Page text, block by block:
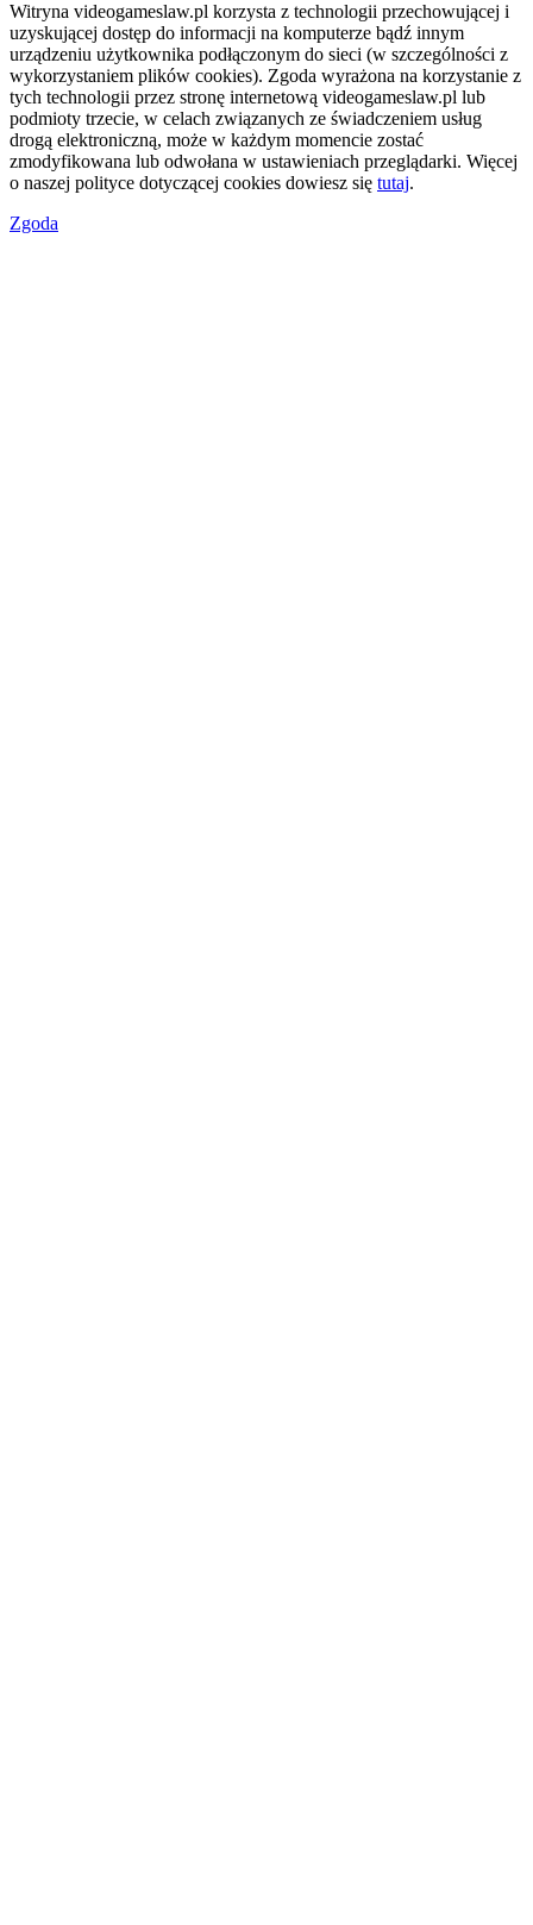
Witryna videogameslaw.pl korzysta z technologii przechowującej i
uzyskującej dostęp do informacji na komputerze bądź innym
urządzeniu użytkownika podłączonym do sieci (w szczególności z
wykorzystaniem plików cookies). Zgoda wyrażona na korzystanie z
tych technologii przez stronę internetową videogameslaw.pl lub
podmioty trzecie, w celach związanych ze świadczeniem usług
drogą elektroniczną, może w każdym momencie zostać
zmodyfikowana lub odwołana w ustawieniach przeglądarki. Więcej
o naszej polityce dotyczącej cookies dowiesz się tutaj.
Zgoda